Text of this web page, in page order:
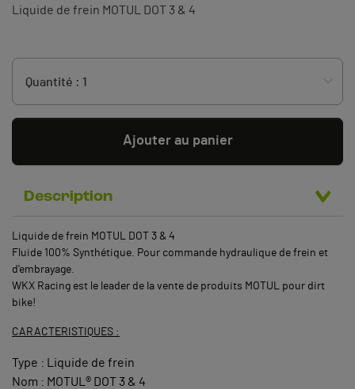
Liquide de frein MOTUL DOT 3 & 4
Ajouter au panier
Description
Liquide de frein MOTUL DOT 3 & 4
Fluide 100% Synthétique. Pour commande hydraulique de frein et
d'embrayage.
WKX Racing est le leader de la vente de produits MOTUL pour dirt
bike!
CARACTERISTIQUES :
Type : Liquide de frein
Nom : MOTUL® DOT 3 & 4